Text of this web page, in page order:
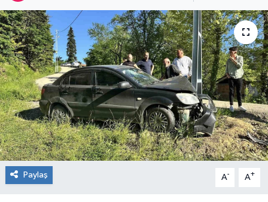
Paylaş A- A+
SAĞLIK
GÜNCEL
RESMİ İLAN
Künye